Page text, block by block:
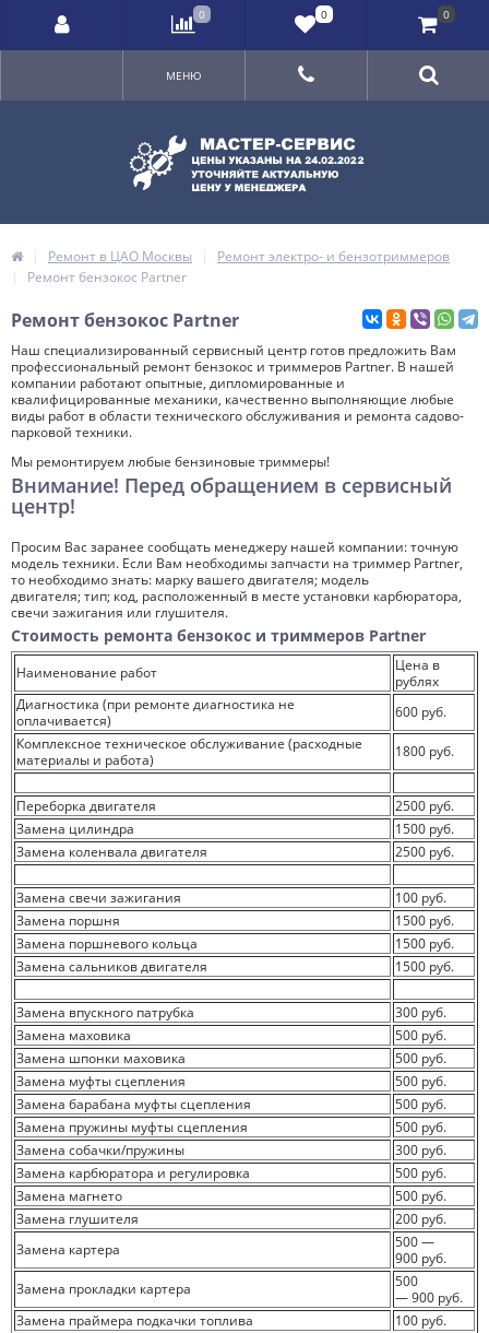
МЕНЮ
Ремонт в ЦАО Москвы
Ремонт электро- и бензотриммеров
Ремонт бензокос Partner
Ремонт бензокос Partner
Наш специализированный сервисный центр готов предложить Вам
профессиональный ремонт бензокос и триммеров Partner. В нашей
компании работают опытные, дипломированные и
квалифицированные механики, качественно выполняющие любые
виды работ в области технического обслуживания и ремонта садово-
парковой техники.
Мы ремонтируем любые бензиновые триммеры!
Внимание! Перед обращением в сервисный
центр!
Просим Вас заранее сообщать менеджеру нашей компании: точную
модель техники. Если Вам необходимы запчасти на триммер Partner,
то необходимо знать: марку вашего двигателя; модель
двигателя; тип; код, расположенный в месте установки карбюратора,
свечи зажигания или глушителя.
Стоимость ремонта бензокос и триммеров Partner
Наименование работ
Цена в
рублях
Диагностика (при ремонте диагностика не
оплачивается)
600 руб.
Комплексное техническое обслуживание (расходные
материалы и работа)
1800 руб.
Переборка двигателя
2500 руб.
Замена цилиндра
1500 руб.
Замена коленвала двигателя
2500 руб.
Замена свечи зажигания
100 руб.
Замена поршня
1500 руб.
Замена поршневого кольца
1500 руб.
Замена сальников двигателя
1500 руб.
Замена впускного патрубка
300 руб.
Замена маховика
500 руб.
Замена шпонки маховика
500 руб.
Замена муфты сцепления
500 руб.
Замена барабана муфты сцепления
500 руб.
Замена пружины муфты сцепления
500 руб.
Замена собачки/пружины
300 руб.
Замена карбюратора и регулировка
500 руб.
Замена магнето
500 руб.
Замена глушителя
200 руб.
Замена картера
500 —
900 руб.
Замена прокладки картера
500
— 900 руб.
Замена праймера подкачки топлива
100 руб.
0 0 0